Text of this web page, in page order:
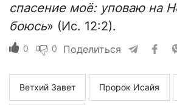
спасение моё: уповаю на
боюсь» (Ис. 12:2).
0 0 Поделиться
Ветхий Завет Пророк Исайя